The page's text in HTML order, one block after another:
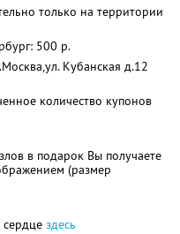
только на территории
500 р.
Кубанская д.12
количество купонов
в подарок Вы получаете
(размер
здесь